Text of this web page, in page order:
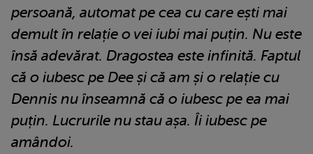
persoană, automat pe cea cu care ești mai
demult în relație o vei iubi mai puțin. Nu este
însă adevărat. Dragostea este infinită. Faptul
că o iubesc pe Dee și că am și o relație cu
Dennis nu înseamnă că o iubesc pe ea mai
puțin. Lucrurile nu stau așa. Îi iubesc pe
amândoi.